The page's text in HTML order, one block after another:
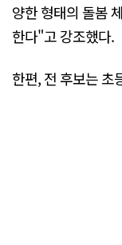
양한 형태의 돌봄
한다"고 강조했다.
한편, 전 후보는 초